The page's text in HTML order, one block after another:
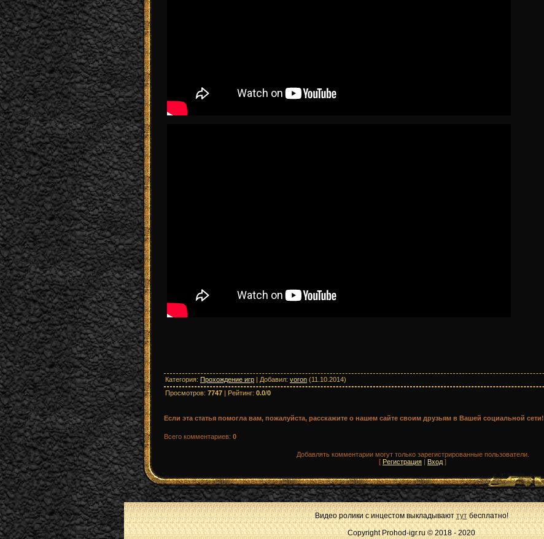
Категория: Прохождение игр Добавил: voron (11.10.2014)
Просмотров: 7747 Рейтинг: 0.0/0
Если эта статья помогла вам, пожалуйста, расскажите о нашем сайте своим друзьям в Вашей социальной сети!
Всего комментариев: 0
Добавлять комментарии могут только зарегистрированные пользователи.
[ Регистрация Вход ]
Видео ролики с инцестом выкладываюттутбесплатно!
Copyright Prohod-igr.ru © 2018 - 2020